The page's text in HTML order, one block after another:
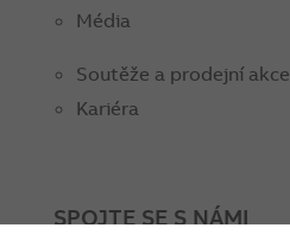
Média
Soutěže a prodejní akce
Kariéra
SPOJTE SE S NÁMI